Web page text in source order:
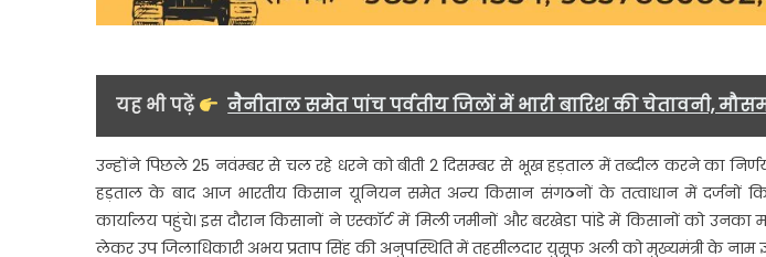
यह भी पढ़ें नैनीताल समेत पांच पर्वतीय जिलों में भारी बारिश की चेतावनी,
उन्होंने पिछले 25 नवंम्बर से चल रहे धरने को बीती 2 दिसम्बर से भूख हड़ताल में तब्दील करने का
हड़ताल के बाद आज भारतीय किसान यूनियन समेत अन्य किसान संगठनों के तत्वाधान में दर्जनों
कार्यालय पहुंचे। इस दौरान किसानों ने एस्कॉर्ट में मिली जमीनों और बरखेडा पांडे में किसानों को
लेकर उप जिलाधिकारी अभय प्रताप सिंह की अनुपस्थिति में तहसीलदार युसूफ अली को मुख्यमंत्री के नाम